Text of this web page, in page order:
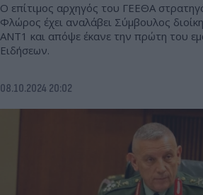
Ο επίτιμος αρχηγός του ΓΕΕΘΑ
Φλώρος έχει αναλάβει Σύμβουλος
ΑΝΤ1 και απόψε έκανε την πρώτη του
Ειδήσεων.
08.10.2024 20:02